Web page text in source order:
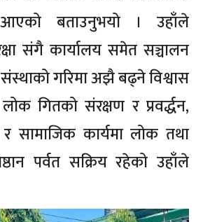
आएको बताउनुभयो । उहाँले
संगै कार्यालय समेत सञ्चालन
गरिमा अझै बढ्ने विश्वास
गितको संरक्षण र प्रवर्द्धन,
सामाजिक कार्यमा लोक तथा
पर्वत सक्रिय रहेको उहाँले